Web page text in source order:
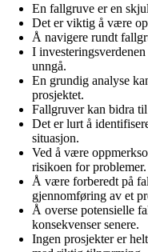
En fallgruve er en
Det er viktig å være
Å navigere rundt
I
unngå.
En grundig analyse
prosjektet.
Fallgruver kan bidra
Det er lurt å
situasjon.
Ved å være
risikoen for problemer.
Å være forberedt på
gjennomføring av et
Å overse potensielle
konsekvenser senere.
Ingen prosjekter er